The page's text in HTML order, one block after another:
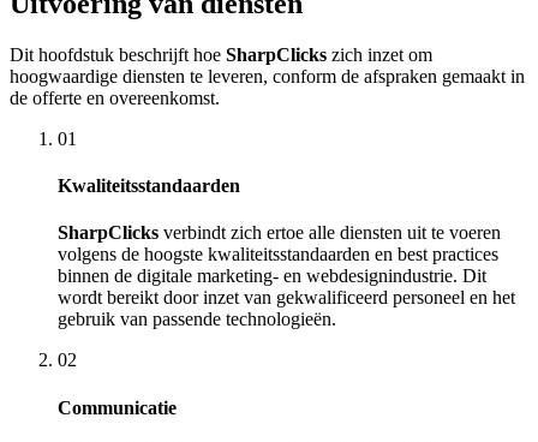
Dit hoofdstuk beschrijft hoe SharpClicks zich inzet om
hoogwaardige diensten te leveren, conform de afspraken gemaakt in
de offerte en overeenkomst.
01
Kwaliteitsstandaarden
SharpClicks verbindt zich ertoe alle diensten uit te voeren
volgens de hoogste kwaliteitsstandaarden en best practices
binnen de digitale marketing- en webdesignindustrie. Dit
wordt bereikt door inzet van gekwalificeerd personeel en het
gebruik van passende technologieën.
02
Communicatie